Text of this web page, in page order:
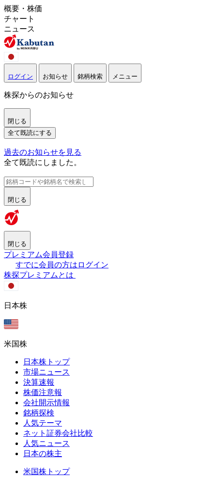
概要・株価
チャート
ニュース
ログイン お知らせ 銘柄検索 メニュー
株探からのお知らせ
閉じる
全て既読にする
過去のお知らせを見る
全て既読にしました。
閉じる
閉じる
プレミアム会員登録
すでに会員の方はログイン
株探プレミアムとは
日本株
米国株
日本株トップ
市場ニュース
決算速報
株価注意報
会社開示情報
銘柄探検
人気テーマ
ネット証券会社比較
人気ニュース
日本の株主
米国株トップ